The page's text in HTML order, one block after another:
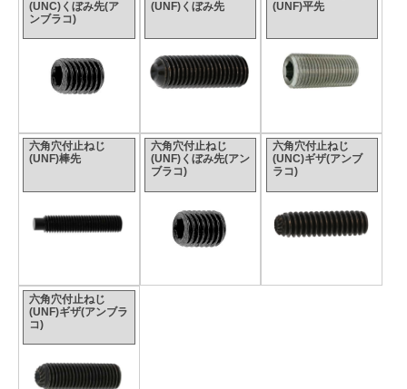
(UNC)くぼみ先(ア
ンブラコ)
(UNF)くぼみ先
(UNF)平先
六角穴付止ねじ
(UNF)棒先
六角穴付止ねじ
(UNF)くぼみ先(アン
ブラコ)
六角穴付止ねじ
(UNC)ギザ(アンブ
ラコ)
六角穴付止ねじ
(UNF)ギザ(アンブラ
コ)